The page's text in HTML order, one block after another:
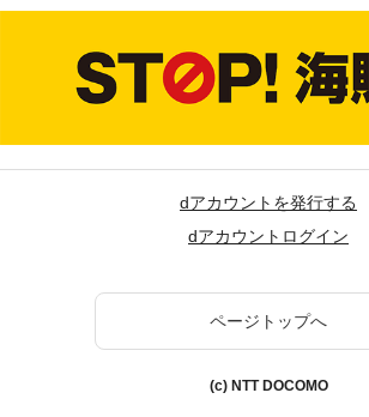
dアカウントを発行する
dアカウントログイン
ページトップへ
(c) NTT DOCOMO